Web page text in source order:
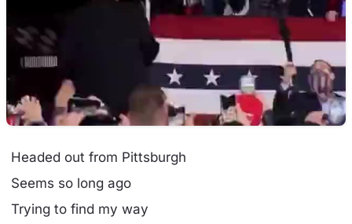
Headed out from Pittsburgh
Seems so long ago
Trying to find my way